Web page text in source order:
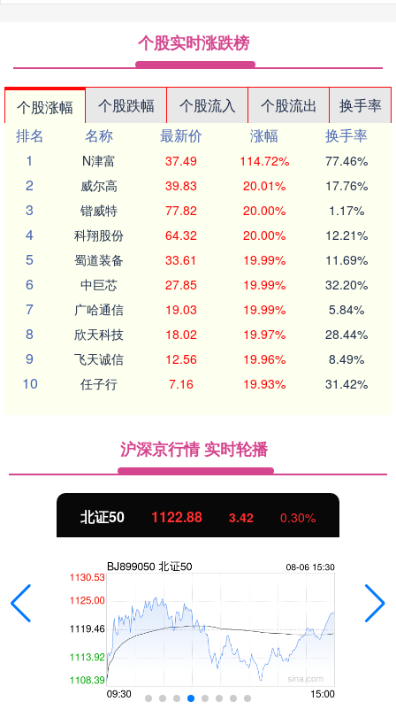
个股实时涨跌榜
个股涨幅 个股跌幅 个股流入 个股流出
换手率
排名
名称 最新价 涨幅
换手率
1
N津富 37.49 114.72% 77.46%
2 威尔高 39.83 20.01% 17.76%
3 锴威特 77.82 20.00% 1.17%
4 科翔股份 64.32 20.00% 12.21%
5 蜀道装备 33.61 19.99% 11.69%
6 中巨芯 27.85 19.99% 32.20%
7 广哈通信 19.03 19.99% 5.84%
8 欣天科技 18.02 19.97% 28.44%
9 飞天诚信 12.56 19.96% 8.49%
10 任子行 7.16 19.93% 31.42%
沪深京行情 实时轮播
北证50 1122.88 3.42 0.30%